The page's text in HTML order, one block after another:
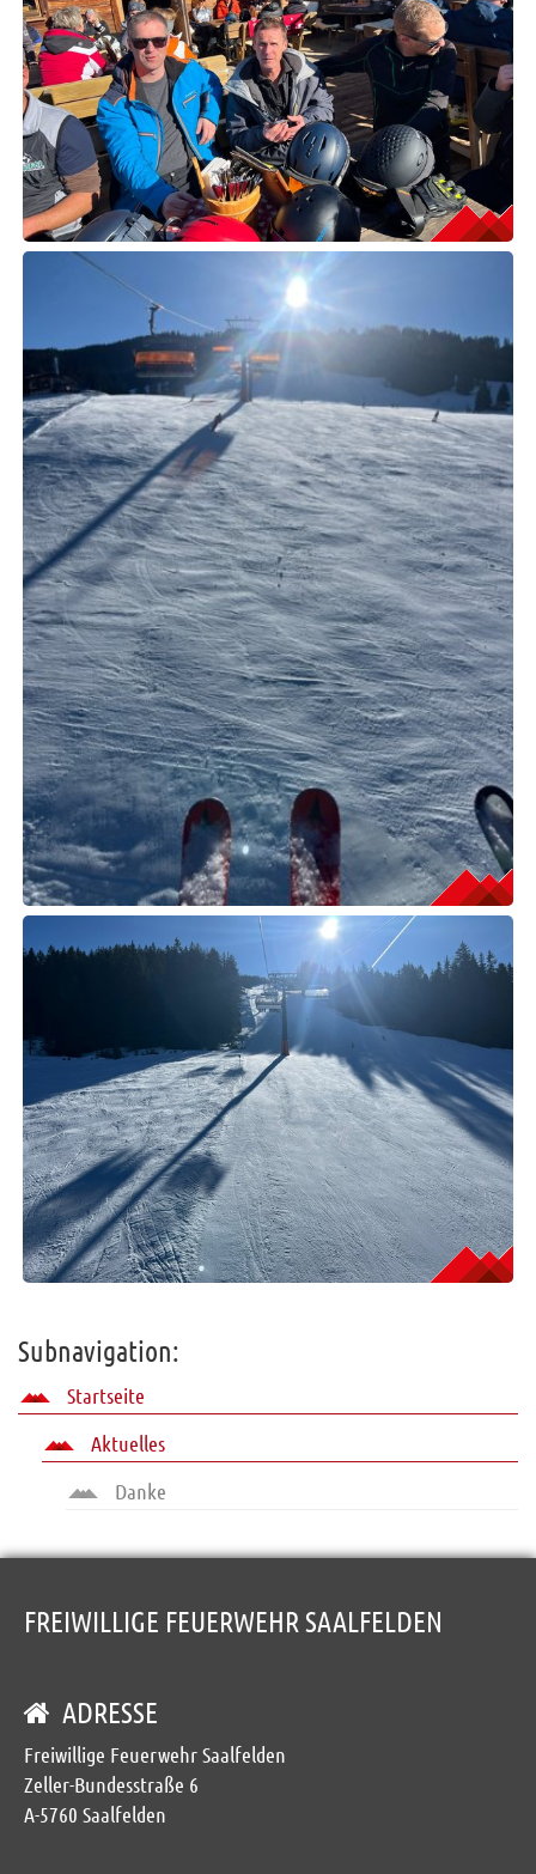
Subnavigation:
Startseite
Aktuelles
Danke
FREIWILLIGE FEUERWEHR SAALFELDEN
ADRESSE
Freiwillige Feuerwehr Saalfelden
Zeller-Bundesstraße 6
A-5760 Saalfelden